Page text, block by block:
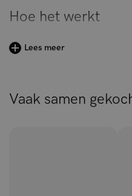
Hoe het werkt
Als je krullend haar hebt,
pluizig krullend haar te
Lees meer
Vaak samen